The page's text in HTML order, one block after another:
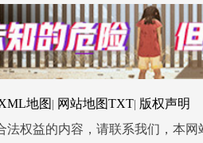
地图 | 网站地图TXT| 版权声明
权益的内容，请联系我们，本网